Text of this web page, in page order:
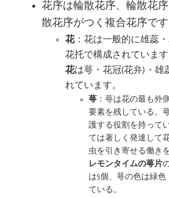
花序は輪散花序、輪散花
散花序がつく複合花序です
花：花は一般的に雄蕊
花托で構成されています
花は萼・花冠(花弁)・雄
れています。
萼 ：萼は花の最も外
要素を残している。
護する役割を持って
ては著しく発達して
虫を引き寄せる働き
レモンタイムの萼片
は5個、萼の色は緑
ている。